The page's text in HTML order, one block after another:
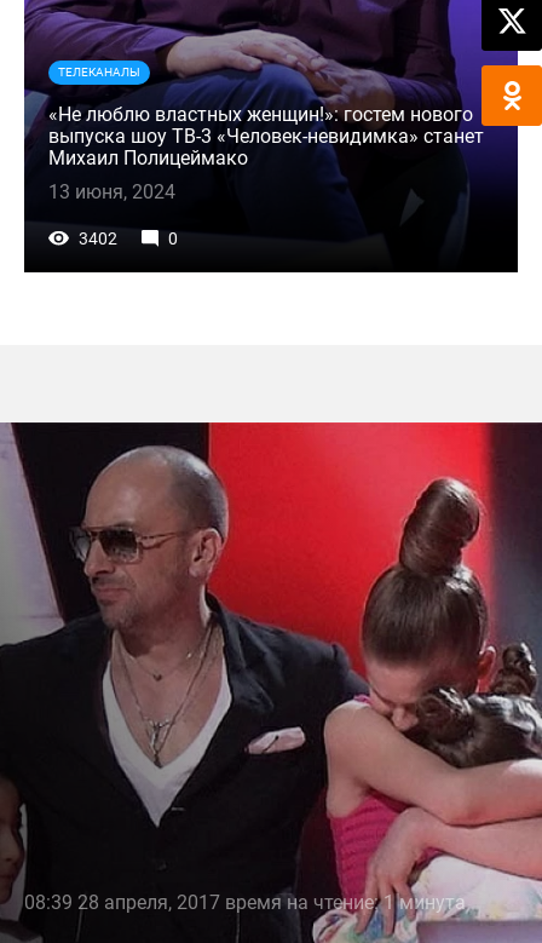
ТЕЛЕКАНАЛЫ
«Не люблю властных женщин!»: гостем нового
выпуска шоу ТВ-3 «Человек-невидимка» станет
Михаил Полицеймако
13 июня, 2024
3402 0
08:39 28 апреля, 2017 время на чтение: 1 минута